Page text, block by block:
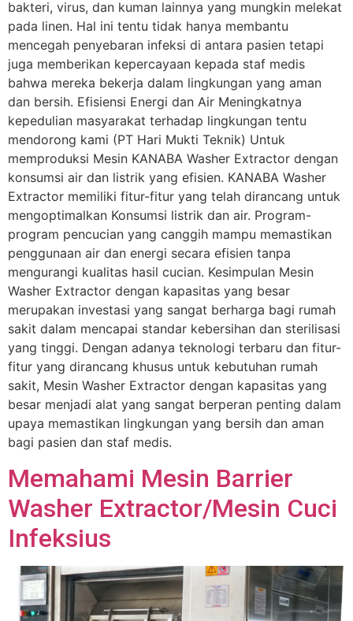
bakteri, virus, dan kuman lainnya yang mungkin melekat
pada linen. Hal ini tentu tidak hanya membantu
mencegah penyebaran infeksi di antara pasien tetapi
juga memberikan kepercayaan kepada staf medis
bahwa mereka bekerja dalam lingkungan yang aman
dan bersih. Efisiensi Energi dan Air Meningkatnya
kepedulian masyarakat terhadap lingkungan tentu
mendorong kami (PT Hari Mukti Teknik) Untuk
memproduksi Mesin KANABA Washer Extractor dengan
konsumsi air dan listrik yang efisien. KANABA Washer
Extractor memiliki fitur-fitur yang telah dirancang untuk
mengoptimalkan Konsumsi listrik dan air. Program-
program pencucian yang canggih mampu memastikan
penggunaan air dan energi secara efisien tanpa
mengurangi kualitas hasil cucian. Kesimpulan Mesin
Washer Extractor dengan kapasitas yang besar
merupakan investasi yang sangat berharga bagi rumah
sakit dalam mencapai standar kebersihan dan sterilisasi
yang tinggi. Dengan adanya teknologi terbaru dan fitur-
fitur yang dirancang khusus untuk kebutuhan rumah
sakit, Mesin Washer Extractor dengan kapasitas yang
besar menjadi alat yang sangat berperan penting dalam
upaya memastikan lingkungan yang bersih dan aman
bagi pasien dan staf medis.
Memahami Mesin Barrier
Washer Extractor/Mesin Cuci
Infeksius